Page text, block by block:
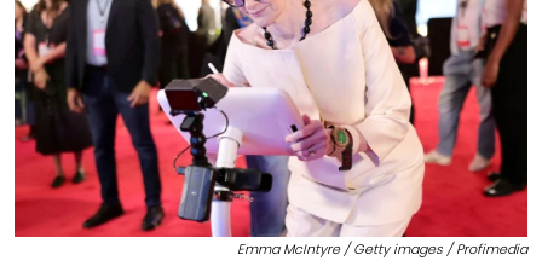
Emma McIntyre / Getty images / Profimedia